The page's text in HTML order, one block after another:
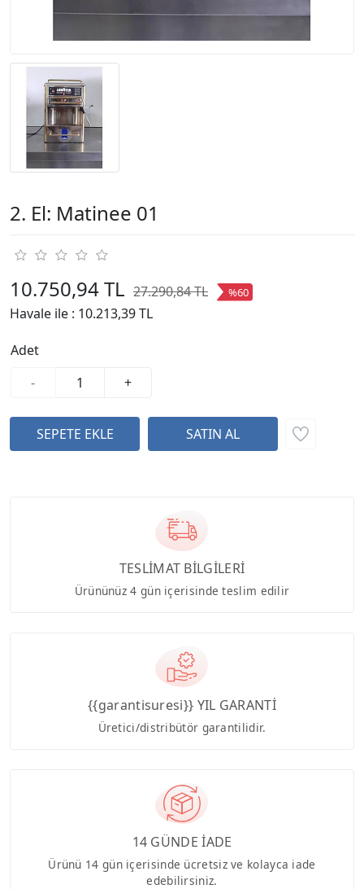
2. El: Matinee 01
10.750,94 TL 27.290,84 TL %60
Havale ile : 10.213,39 TL
Adet
-
+
TESLİMAT BİLGİLERİ
Ürününüz 4 gün içerisinde teslim edilir
{{garantisuresi}} YIL GARANTİ
Üretici/distribütör garantilidir.
14 GÜNDE İADE
Ürünü 14 gün içerisinde ücretsiz ve kolayca iade
edebilirsiniz.